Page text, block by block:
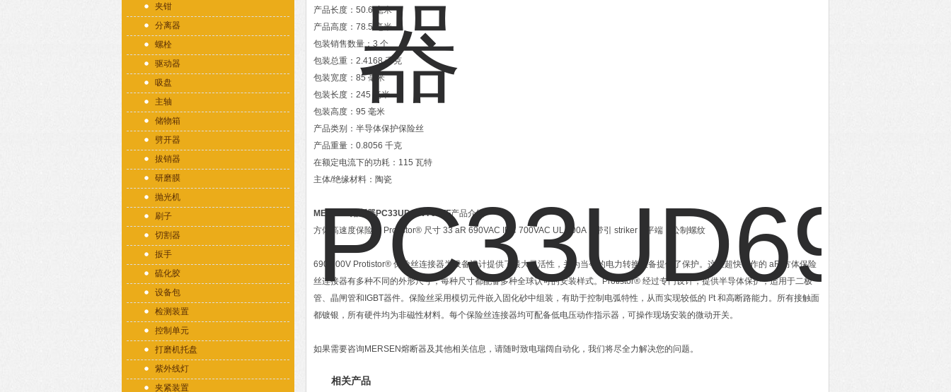
夹钳
分离器
螺栓
驱动器
吸盘
主轴
储物箱
劈开器
拔销器
研磨膜
抛光机
刷子
切割器
扳手
硫化胶
设备包
检测装置
控制单元
打磨机托盘
紫外线灯
夹紧装置
产品长度：50.6 毫米
产品高度：78.5 毫米
包装销售数量：3 个
包装总重：2.4168 千克
包装宽度：85 毫米
包装长度：245 毫米
包装高度：95 毫米
产品类别：半导体保护保险丝
产品重量：0.8056 千克
在额定电流下的功耗：115 瓦特
主体/绝缘材料：陶瓷
MERSEN熔断器PC33UD69V700TF产品介绍
方体高速度保险丝 Protistor® 尺寸 33 aR 690VAC IEC 700VAC UL 700A，带引 striker，平端，公制螺纹
690/700V Protistor® 保险丝连接器为设备设计提供了最大灵活性，并为当今的电力转换设备提供了保护。这些超快动作的 aR 方体保险
丝连接器有多种不同的外形尺寸，每种尺寸都配备多种全球认可的安装样式。Protistor® 经过专门设计，提供半导体保护，适用于二极
管、晶闸管和IGBT器件。保险丝采用模切元件嵌入固化砂中组装，有助于控制电弧特性，从而实现较低的 I²t 和高断路能力。所有接触面
都镀银，所有硬件均为非磁性材料。每个保险丝连接器均可配备低电压动作指示器，可操作现场安装的微动开关。
如果需要咨询MERSEN熔断器及其他相关信息，请随时致电瑞阔自动化，我们将尽全力解决您的问题。
相关产品